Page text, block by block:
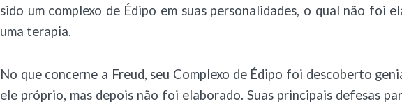
sido um complexo de Édipo em suas personalidades, o qual não foi
uma terapia.
No que concerne a Freud, seu Complexo de Édipo foi descoberto
ele próprio, mas depois não foi elaborado. Suas principais defesas